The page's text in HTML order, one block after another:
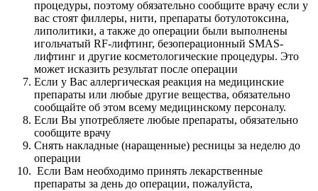
процедуры, поэтому обязательно сообщите врачу если у
вас стоят филлеры, нити, препараты ботулотоксина,
липолитики, а также до операции были выполнены
игольчатый RF-лифтинг, безоперационный SMAS-
лифтинг и другие косметологические процедуры. Это
может исказить результат после операции
Если у Вас аллергическая реакция на медицинские
препараты или любые другие вещества, обязательно
сообщайте об этом всему медицинскому персоналу.
Если Вы употребляете любые препараты, обязательно
сообщите врачу
Снять накладные (наращенные) ресницы за неделю до
операции
Если Вам необходимо принять лекарственные
препараты за день до операции, пожалуйста,